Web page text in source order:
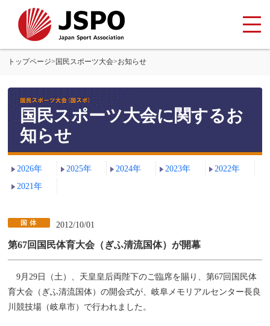
トップページ> 国民スポーツ大会>お知らせ
国民スポーツ大会に関するお
知らせ
2026年 2025年 2024年 2023年
2022年
2021年
2012/10/01
第67回国民体育大会（ぎふ清流国体）が開幕
9月29日（土）、天皇皇后両陛下のご臨席を賜り、第67回国民体
育大会（ぎふ清流国体）の開会式が、岐阜メモリアルセンター長良
川競技場（岐阜市）で行われました。